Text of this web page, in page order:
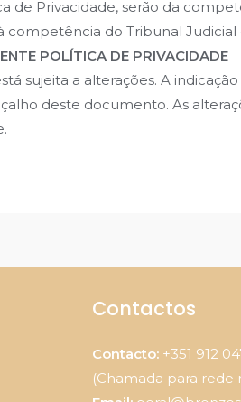
de Privacidade, serão da
competência do Tribunal
POLÍTICA DE PRIVACIDADE
sujeita a alterações. A
deste documento. As
Contactos
Contacto:+351 912
(Chamada para rede